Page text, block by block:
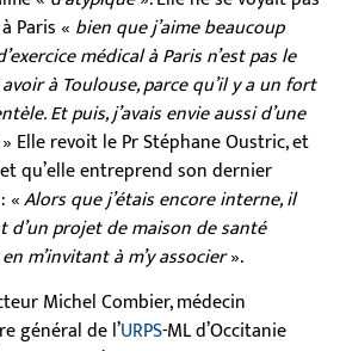
Paris « bien que j’aime beaucoup
médical à Paris n’est pas le
à Toulouse, parce qu’il y a un fort
Et puis, j’avais envie aussi d’une
» Elle revoit le Pr Stéphane Oustric, et
qu’elle entreprend son dernier
«Alors que j’étais encore interne, il
d’un projet de maison de santé
m’invitant à m’y associer».
Michel Combier, médecin
général de l’URPS-ML d’Occitanie